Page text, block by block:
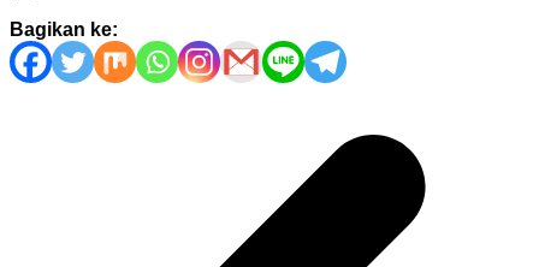
Bagikan ke: